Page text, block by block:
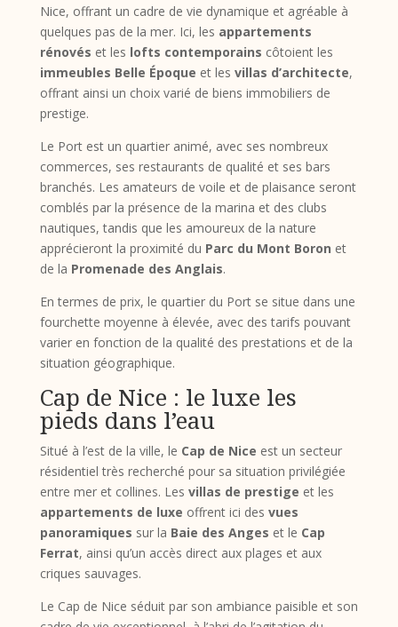
Nice, offrant un cadre de vie dynamique et agréable à
quelques pas de la mer. Ici, les appartements
rénovés et les lofts contemporains côtoient les
immeubles Belle Époque et les villas d’architecte,
offrant ainsi un choix varié de biens immobiliers de
prestige.
Le Port est un quartier animé, avec ses nombreux
commerces, ses restaurants de qualité et ses bars
branchés. Les amateurs de voile et de plaisance seront
comblés par la présence de la marina et des clubs
nautiques, tandis que les amoureux de la nature
apprécieront la proximité du Parc du Mont Boron et
de la Promenade des Anglais.
En termes de prix, le quartier du Port se situe dans une
fourchette moyenne à élevée, avec des tarifs pouvant
varier en fonction de la qualité des prestations et de la
situation géographique.
Cap de Nice : le luxe les
pieds dans l’eau
Situé à l’est de la ville, le Cap de Nice est un secteur
résidentiel très recherché pour sa situation privilégiée
entre mer et collines. Les villas de prestige et les
appartements de luxe offrent ici des vues
panoramiques sur la Baie des Anges et le Cap
Ferrat, ainsi qu’un accès direct aux plages et aux
criques sauvages.
Le Cap de Nice séduit par son ambiance paisible et son